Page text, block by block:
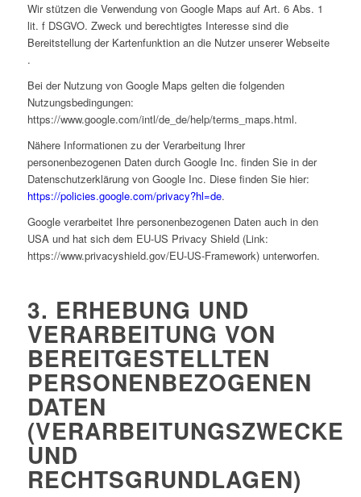
Wir stützen die Verwendung von Google Maps auf Art. 6 Abs. 1
lit. f DSGVO. Zweck und berechtigtes Interesse sind die
Bereitstellung der Kartenfunktion an die Nutzer unserer Webseite
.
Bei der Nutzung von Google Maps gelten die folgenden
Nutzungsbedingungen:
https://www.google.com/intl/de_de/help/terms_maps.html.
Nähere Informationen zu der Verarbeitung Ihrer
personenbezogenen Daten durch Google Inc. finden Sie in der
Datenschutzerklärung von Google Inc. Diese finden Sie hier:
https://policies.google.com/privacy?hl=de.
Google verarbeitet Ihre personenbezogenen Daten auch in den
USA und hat sich dem EU-US Privacy Shield (Link:
https://www.privacyshield.gov/EU-US-Framework) unterworfen.
3. ERHEBUNG UND
VERARBEITUNG VON
BEREITGESTELLTEN
PERSONENBEZOGENEN
DATEN
(VERARBEITUNGSZWECKE
UND
RECHTSGRUNDLAGEN)